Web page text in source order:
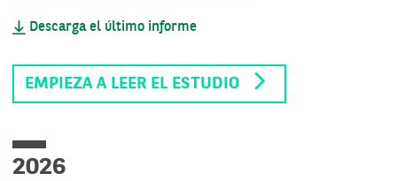
Descarga el último informe
EMPIEZA A LEER EL ESTUDIO
2026